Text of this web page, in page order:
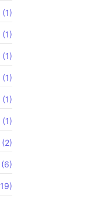
(1)
(1)
(1)
(1)
(1)
(1)
(2)
(6)